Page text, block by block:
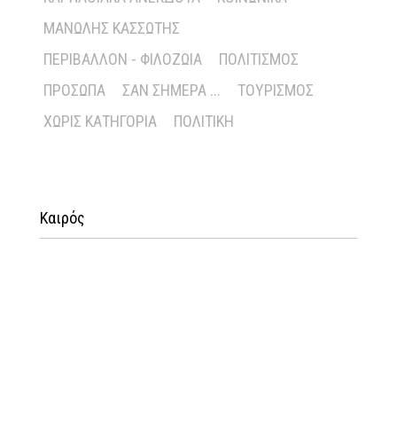
ΜΑΝΏΛΗΣ ΚΑΣΣΏΤΗΣ
ΠΕΡΙΒΆΛΛΟΝ - ΦΙΛΟΖΩΊΑ
ΠΟΛΙΤΙΣΜΌΣ
ΠΡΌΣΩΠΑ
ΣΑΝ ΣΉΜΕΡΑ ...
ΤΟΥΡΙΣΜΌΣ
ΧΩΡΊΣ ΚΑΤΗΓΟΡΊΑ
ΠΟΛΙΤΙΚΉ
Καιρός